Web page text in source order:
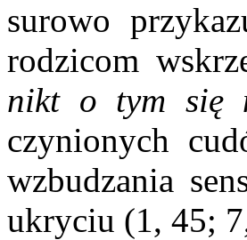
surowo
rodzicom
nikt o tym się
czynionych
wzbudzania
ukryciu (1, 45;